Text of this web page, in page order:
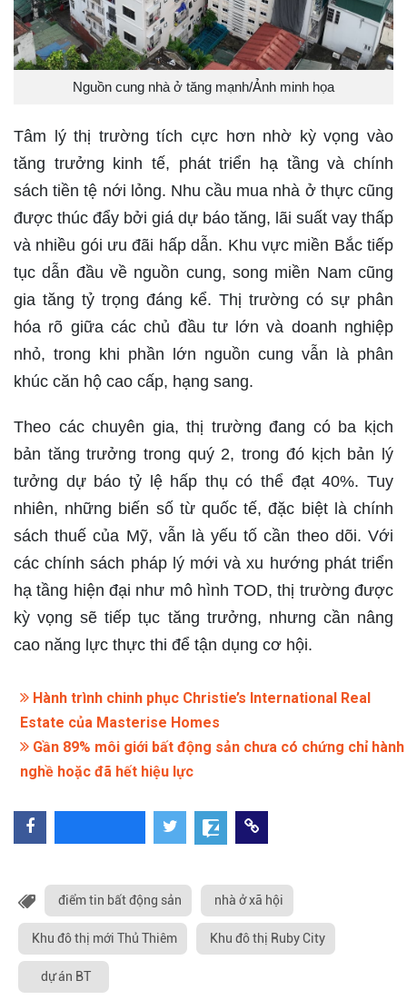
Nguồn cung nhà ở tăng mạnh/Ảnh minh họa
Tâm lý thị trường tích cực hơn nhờ kỳ vọng vào
tăng trưởng kinh tế, phát triển hạ tầng và chính
sách tiền tệ nới lỏng. Nhu cầu mua nhà ở thực cũng
được thúc đẩy bởi giá dự báo tăng, lãi suất vay thấp
và nhiều gói ưu đãi hấp dẫn. Khu vực miền Bắc tiếp
tục dẫn đầu về nguồn cung, song miền Nam cũng
gia tăng tỷ trọng đáng kể. Thị trường có sự phân
hóa rõ giữa các chủ đầu tư lớn và doanh nghiệp
nhỏ, trong khi phần lớn nguồn cung vẫn là phân
khúc căn hộ cao cấp, hạng sang.
Theo các chuyên gia, thị trường đang có ba kịch
bản tăng trưởng trong quý 2, trong đó kịch bản lý
tưởng dự báo tỷ lệ hấp thụ có thể đạt 40%. Tuy
nhiên, những biến số từ quốc tế, đặc biệt là chính
sách thuế của Mỹ, vẫn là yếu tố cần theo dõi. Với
các chính sách pháp lý mới và xu hướng phát triển
hạ tầng hiện đại như mô hình TOD, thị trường được
kỳ vọng sẽ tiếp tục tăng trưởng, nhưng cần nâng
cao năng lực thực thi để tận dụng cơ hội.
Hành trình chinh phục Christie’s International Real
Estate của Masterise Homes
Gần 89% môi giới bất động sản chưa có chứng chỉ hành
nghề hoặc đã hết hiệu lực
điểm tin bất động sản nhà ở xã hội
Khu đô thị mới Thủ Thiêm Khu đô thị Ruby City
dự án BT